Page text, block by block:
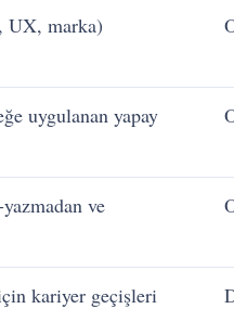
UX, marka)
uygulanan yapay
ve
kariyer geçişleri